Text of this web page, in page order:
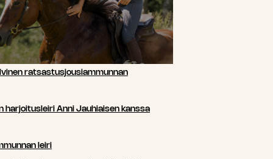
ratsastusjousiammunnan
harjoitusleiri Anni Jauhiaisen kanssa
leiri